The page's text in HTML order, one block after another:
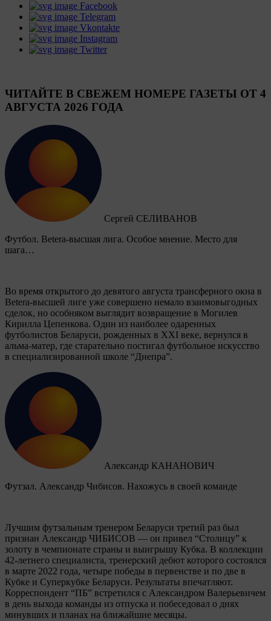
Facebook
Telegram
Vkontakte
Instagram
Twitter
ЧИТАЙТЕ В СВЕЖЕМ НОМЕРЕ ГАЗЕТЫ ОТ 4
АВГУСТА 2026 ГОДА
Сергей СЕЛИВАНОВ
Футбол. Betera-высшая лига. Особое мнение. Место для
шага…
Во время открытого до девятого августа трансферного окна в
Betera-высшей лиге уже совершено немало взаимовыгодных
сделок, но особняком выглядит возвращение в Могилев
Кирилла Цепенкова. Один из наиболее одаренных
футболистов Беларуси, рожденных в XXI веке, вернулся в
альма-матер, где старательно постигал футбольное искусство
в специализированной школе “Днепра”.
Александр КАНАНОВИЧ
Футзал. Александр Чибисов. Нахожусь в своей команде
Лучшим футзальным тренером Беларуси третий раз был
признан Александр ЧИБИСОВ — он привел “Столицу” к
золоту в чемпионате страны и выигрышу Кубка. В коллекции
42-летнего специалиста, тренерский дебют которого состоялся
в марте 2022 года, четыре победы в первенстве и по две в
Кубке и Суперкубке Беларуси. Результаты впечатляют.
Корреспондент “ПБ” встретился с Александром Валерьевичем
в день выхода команды из отпуска и побеседовал о днях
минувших и планах на ближайшие месяцы.